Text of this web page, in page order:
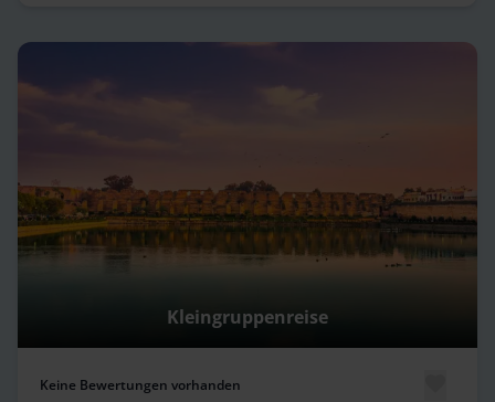
Kleingruppenreise
Keine Bewertungen vorhanden